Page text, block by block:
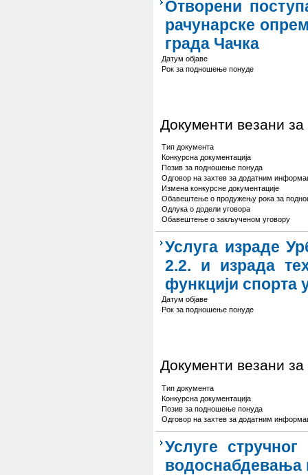
Отворени
рачунарске
града Чачка
Датум објаве
Рок за подношење понуде
Документи везани за
Тип документа
Конкурсна документација
Позив за подношење понуда
Одговор на захтев за додатним
Измена конкурсне документације
Обавештење о продужењу рока за
Одлука о додели уговора
Обавештење о закљученом уговору
Услуга израде
2.2. и израда
функцији спорта
Датум објаве
Рок за подношење понуде
Документи везани за
Тип документа
Конкурсна документација
Позив за подношење понуда
Одговор на захтев за додатним
Услуге
водоснабдевања